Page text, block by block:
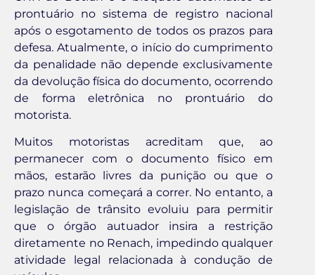
prontuário no sistema de registro nacional
após o esgotamento de todos os prazos para
defesa. Atualmente, o início do cumprimento
da penalidade não depende exclusivamente
da devolução física do documento, ocorrendo
de forma eletrônica no prontuário do
motorista.
Muitos motoristas acreditam que, ao
permanecer com o documento físico em
mãos, estarão livres da punição ou que o
prazo nunca começará a correr. No entanto, a
legislação de trânsito evoluiu para permitir
que o órgão autuador insira a restrição
diretamente no Renach, impedindo qualquer
atividade legal relacionada à condução de